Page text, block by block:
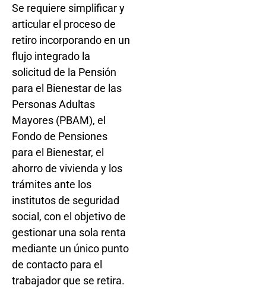
Se requiere simplificar y
articular el proceso de
retiro incorporando en un
flujo integrado la
solicitud de la Pensión
para el Bienestar de las
Personas Adultas
Mayores (PBAM), el
Fondo de Pensiones
para el Bienestar, el
ahorro de vivienda y los
trámites ante los
institutos de seguridad
social, con el objetivo de
gestionar una sola renta
mediante un único punto
de contacto para el
trabajador que se retira.